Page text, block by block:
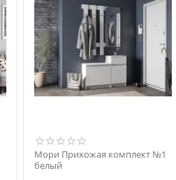
Мори Прихожая комплект №1
белый